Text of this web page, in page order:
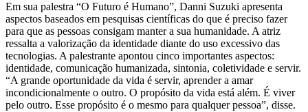
Em sua palestra “O Futuro é Humano”, Danni Suzuki apresenta
aspectos baseados em pesquisas científicas do que é preciso fazer
para que as pessoas consigam manter a sua humanidade. A atriz
ressalta a valorização da identidade diante do uso excessivo das
tecnologias. A palestrante apontou cinco importantes aspectos:
identidade, comunicação humanizada, sintonia, coletividade e servir.
“A grande oportunidade da vida é servir, aprender a amar
incondicionalmente o outro. O propósito da vida está além. É viver
pelo outro. Esse propósito é o mesmo para qualquer pessoa”, disse.